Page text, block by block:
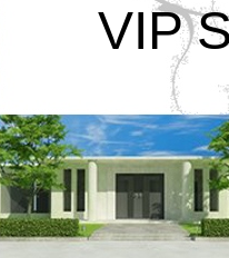
VIP